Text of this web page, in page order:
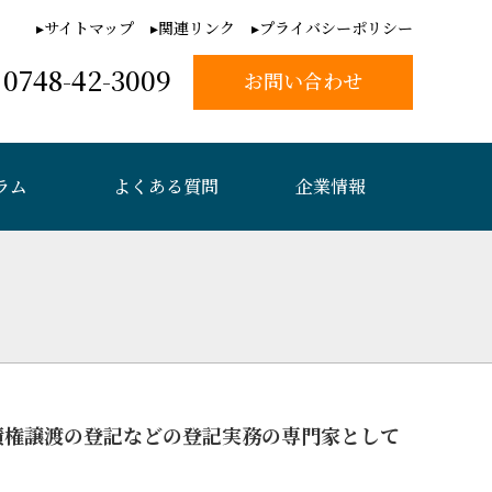
サイトマップ 関連リンク プライバシーポリシー
0748-42-3009 お問い合わせ
ム よくある質問 企業情報
譲渡の登記などの登記実務の専門家として